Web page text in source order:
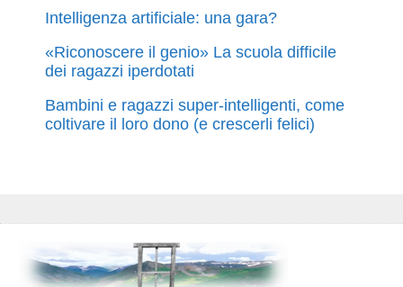
Intelligenza artificiale: una gara?
«Riconoscere il genio» La scuola difficile
dei ragazzi iperdotati
Bambini e ragazzi super-intelligenti, come
coltivare il loro dono (e crescerli felici)